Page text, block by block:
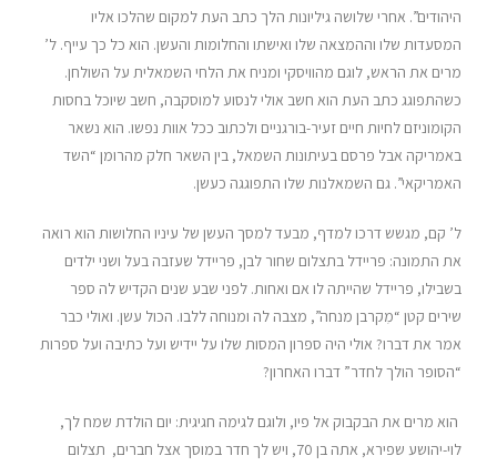
היהודים”. אחרי שלושה גיליונות הלך כתב העת למקום שהלכו אליו
המסעדות שלו וההמצאה שלו ואישתו והחלומות והעשן. הוא כל כך עייף. ל’
מרים את הראש, לוגם מהוויסקי ומניח את הלחי השמאלית על השולחן.
כשהתפוגג כתב העת הוא חשב אולי לנסוע למוסקבה, חשב שיוכל בחסות
הקומוניזם לחיות חיים זעיר-בורגניים ולכתוב ככל אוות נפשו. הוא נשאר
באמריקה אבל פרסם בעיתונות השמאל, בין השאר חלק מהרומן “השד
האמריקאי”. גם השמאלנות שלו התפוגגה כעשן.
ל’ קם, מגשש דרכו למדף, מבעד למסך העשן של עיניו החלושות הוא רואה
את התמונה: פריידל בתצלום שחור לבן, פריידל שעזבה בעל ושני ילדים
בשבילו, פריידל שהייתה לו אם ואחות. לפני שבע שנים הקדיש לה ספר
שירים קטן “מִקרבן מנחה”, מצבה לה ומנוחה ללבו. הכול עשן. ואולי כבר
אמר את דברו? אולי היה ספרון המסות שלו על יידיש ועל כתיבה ועל ספרות
“הסופר הולך לחדר” דברו האחרון?
הוא מרים את הבקבוק אל פיו, ולוגם לגימה חגיגית: יום הולדת שמח לך,
לוי-יהושע שפירא, אתה בן 70, ויש לך חדר במוסך אצל חברים, תצלום